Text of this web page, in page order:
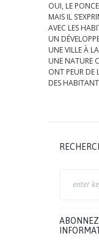
OUI, LE
MAIS IL
AVEC LES
UN
UNE VILLE À
UNE NATURE
ONT PEUR DE
DES